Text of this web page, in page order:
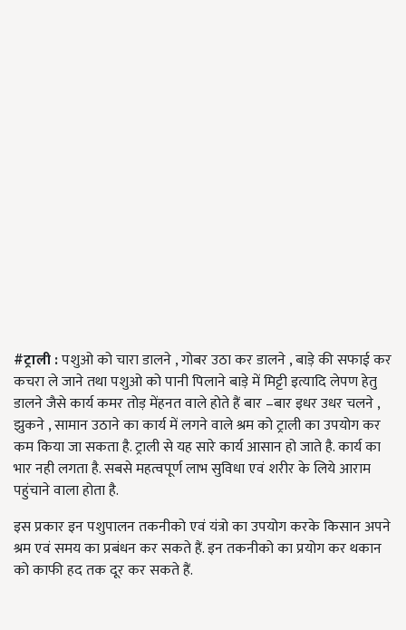
#ट्राली :पशुओ को चारा डालने , गोबर उठा कर डालने , बाड़े की सफाई कर
कचरा ले जाने तथा पशुओ को पानी पिलाने बाड़े में मिट्टी इत्यादि लेपण हेतु
डालने जैसे कार्य कमर तोड़ मेंहनत वाले होते हैं बार –बार इधर उधर चलने ,
झुकने , सामान उठाने का कार्य में लगने वाले श्रम को ट्राली का उपयोग कर
कम किया जा सकता है. ट्राली से यह सारे कार्य आसान हो जाते है. कार्य का
भार नही लगता है. सबसे महत्वपूर्ण लाभ सुविधा एवं शरीर के लिये आराम
पहुंचाने वाला होता है.
इस प्रकार इन पशुपालन तकनीको एवं यंत्रो का उपयोग करके किसान अपने
श्रम एवं समय का प्रबंधन कर सकते हैं. इन तकनीको का प्रयोग कर थकान
को काफी हद तक दूर कर सकते हैं.